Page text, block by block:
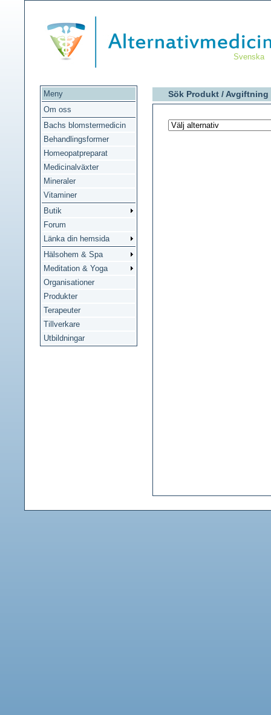
Svenska
Meny
Om oss
Bachs blomstermedicin
Behandlingsformer
Homeopatpreparat
Medicinalväxter
Mineraler
Vitaminer
Butik
Forum
Länka din hemsida
Hälsohem & Spa
Meditation & Yoga
Organisationer
Produkter
Terapeuter
Tillverkare
Utbildningar
Sök Produkt / Avgiftning